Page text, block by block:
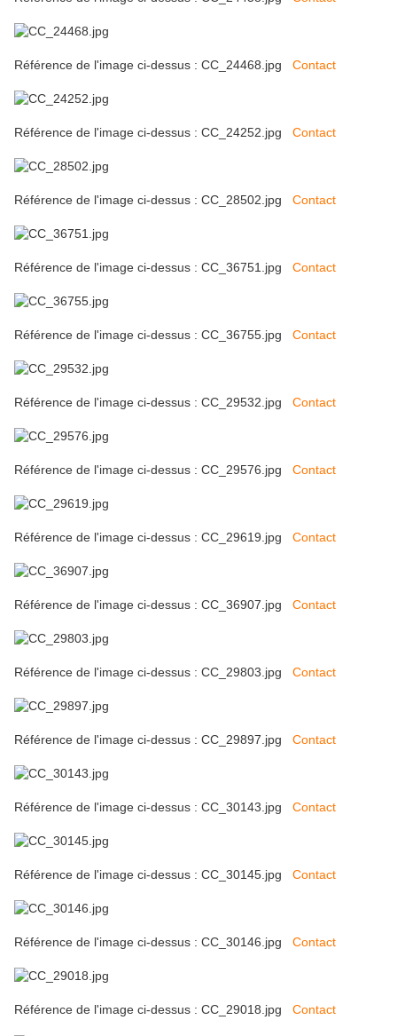
Référence de l'image ci-dessus : CC_24468.jpg Contact
Référence de l'image ci-dessus : CC_24252.jpg Contact
Référence de l'image ci-dessus : CC_28502.jpg Contact
Référence de l'image ci-dessus : CC_36751.jpg Contact
Référence de l'image ci-dessus : CC_36755.jpg Contact
Référence de l'image ci-dessus : CC_29532.jpg Contact
Référence de l'image ci-dessus : CC_29576.jpg Contact
Référence de l'image ci-dessus : CC_29619.jpg Contact
Référence de l'image ci-dessus : CC_36907.jpg Contact
Référence de l'image ci-dessus : CC_29803.jpg Contact
Référence de l'image ci-dessus : CC_29897.jpg Contact
Référence de l'image ci-dessus : CC_30143.jpg Contact
Référence de l'image ci-dessus : CC_30145.jpg Contact
Référence de l'image ci-dessus : CC_30146.jpg Contact
Référence de l'image ci-dessus : CC_29018.jpg Contact